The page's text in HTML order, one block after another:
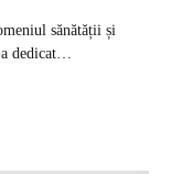
sănătății și
dedicat…